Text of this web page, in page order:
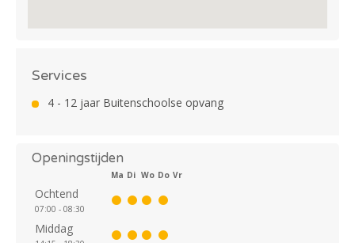
Services
4 - 12 jaar Buitenschoolse opvang
Openingstijden
Ma Di Wo Do Vr
Ochtend
07:00 - 08:30
Middag